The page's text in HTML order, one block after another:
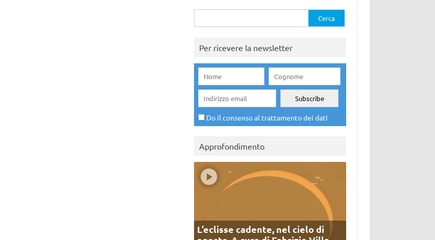
per:
Per ricevere la newsletter
Do il consenso al trattamento dei dati
Approfondimento
L’eclisse cadente, nel cielo di